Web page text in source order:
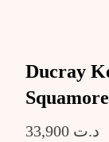
Ducray
د.ت 33,900